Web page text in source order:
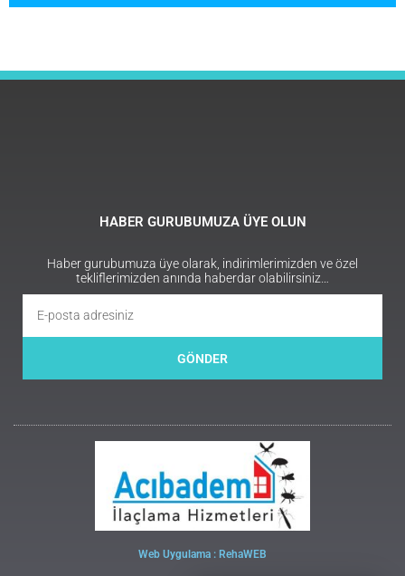
HABER GURUBUMUZA ÜYE OLUN
Haber gurubumuza üye olarak, indirimlerimizden ve özel
tekliflerimizden anında haberdar olabilirsiniz…
GÖNDER
Web Uygulama : RehaWEB